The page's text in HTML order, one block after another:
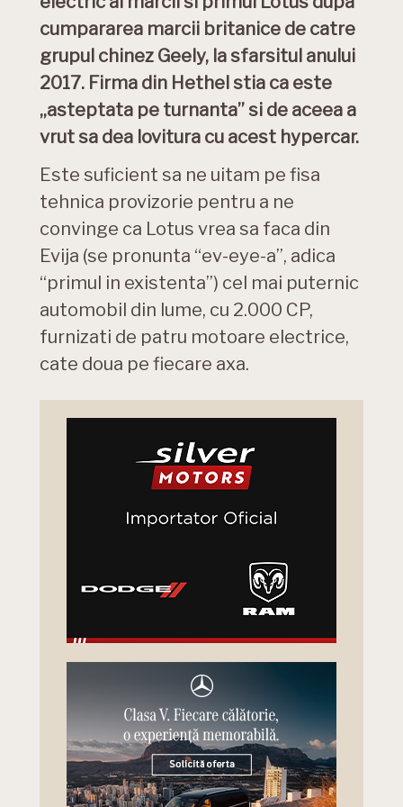
cumpararea marcii britanice de catre
grupul chinez Geely, la sfarsitul anului
2017. Firma din Hethel stia ca este
„asteptata pe turnanta” si de aceea a
vrut sa dea lovitura cu acest hypercar.
Este suficient sa ne uitam pe fisa
tehnica provizorie pentru a ne
convinge ca Lotus vrea sa faca din
Evija (se pronunta “ev-eye-a”, adica
“primul in existenta”) cel mai puternic
automobil din lume, cu 2.000 CP,
furnizati de patru motoare electrice,
cate doua pe fiecare axa.